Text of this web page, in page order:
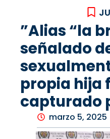
”Alias “la
señalado
propia hija
capturado
marzo 5, 2025